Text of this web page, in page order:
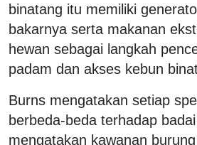
binatang itu memiliki
bakarnya serta makanan
hewan sebagai langkah
padam dan akses kebun
Burns mengatakan setiap
berbeda-beda terhadap
mengatakan kawanan